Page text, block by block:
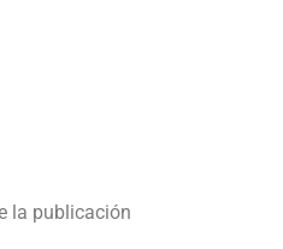
la publicación